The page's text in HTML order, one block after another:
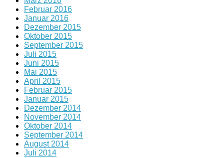
Februar 2016
Januar 2016
Dezember 2015
Oktober 2015
September 2015
Juli 2015
Juni 2015
Mai 2015
April 2015
Februar 2015
Januar 2015
Dezember 2014
November 2014
Oktober 2014
September 2014
August 2014
Juli 2014